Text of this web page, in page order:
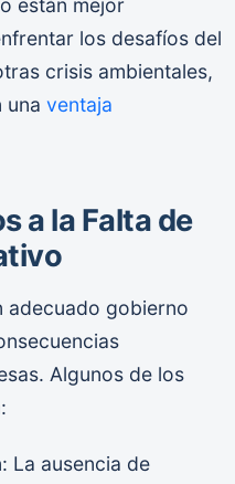
los desafíos del
crisis ambientales,
una ventaja
a la Falta de
adecuado gobierno
Algunos de los
La ausencia de